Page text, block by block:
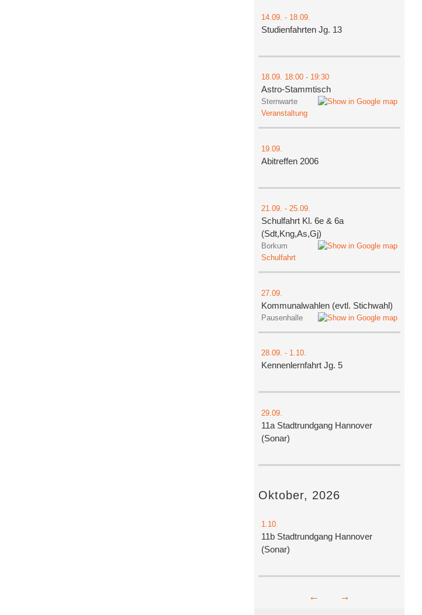
14.09. - 18.09.
Studienfahrten Jg. 13
18.09. 18:00- 19:30
Astro-Stammtisch
Sternwarte
Veranstaltung
19.09.
Abitreffen 2006
21.09. -25.09.
Schulfahrt Kl. 6e & 6a
(Sdt,Kng,As,Gj)
Borkum
Schulfahrt
27.09.
Kommunalwahlen (evtl. Stichwahl)
Pausenhalle
28.09. - 1.10.
Kennenlernfahrt Jg. 5
29.09.
11a Stadtrundgang Hannover
(Sonar)
Oktober, 2026
1.10.
11b Stadtrundgang Hannover
(Sonar)
← →